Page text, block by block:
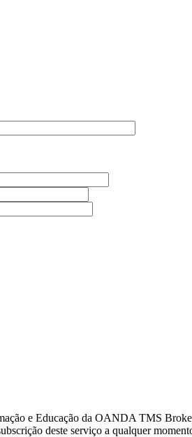
e Educação da OANDA TMS
deste serviço a qualquer